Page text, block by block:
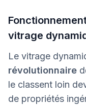
vitrage
Le vitrage
révolutionnaire
le classent loin
de propriétés